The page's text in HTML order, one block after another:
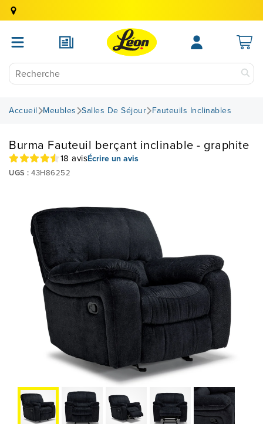
Accueil Meubles Salles De Séjour Fauteuils Inclinables
Burma Fauteuil berçant inclinable - graphite
18 avisÉcrire un avis
UGS : 43H86252